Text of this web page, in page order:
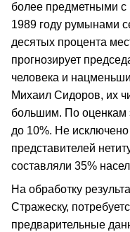
более предметными
1989 году румынами
десятых процента
прогнозирует
человека и
Михаил Сидоров, их
большим. По оценкам
до 10%. Не исключено
представителей
составляли 35%
На обработку
Стражеску,
предварительные